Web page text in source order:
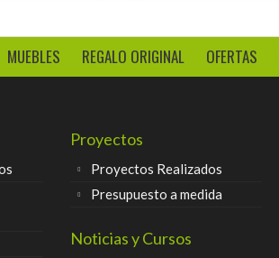
MUEBLES REGALO ORIGINAL OFERTAS
Proyectos
Proyectos Realizados
Presupuesto a medida
Noticias y Cursos